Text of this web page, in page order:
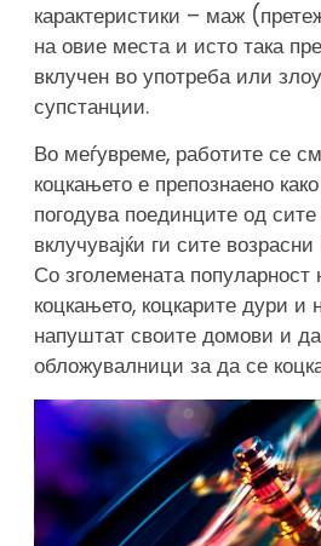
карактеристики – маж
на овие места и исто така
вклучен во употреба или
супстанции.
Во меѓувреме, работите се
коцкањето е препознаено
погодува поединците од
вклучувајќи ги сите
Со зголемената популарност
коцкањето, коцкарите дури и
напуштат своите домови и
обложувалници за да се